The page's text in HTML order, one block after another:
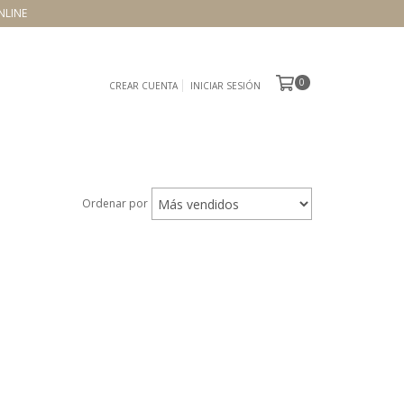
CREAR CUENTA INICIAR SESIÓN 0
Ordenar por